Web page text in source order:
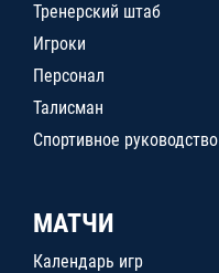
Тренерский штаб
Игроки
Персонал
Талисман
Спортивное руководство
МАТЧИ
Календарь игр